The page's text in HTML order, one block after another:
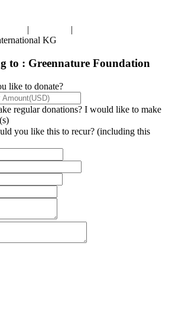
| |
KG
to : Greennature Foundation
like to donate?
regular donations? I would like to make
you like this to recur? (including this